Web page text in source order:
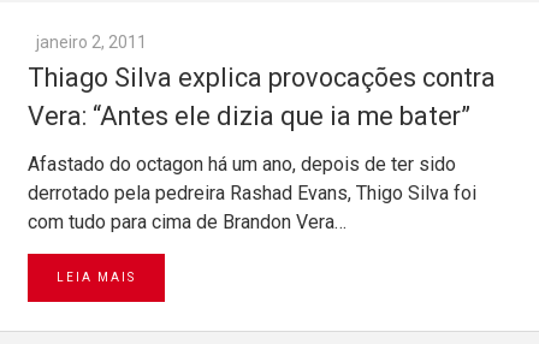
janeiro 2, 2011
Thiago Silva explica provocações contra
Vera: “Antes ele dizia que ia me bater”
Afastado do octagon há um ano, depois de ter sido
derrotado pela pedreira Rashad Evans, Thigo Silva foi
com tudo para cima de Brandon Vera…
LEIA MAIS